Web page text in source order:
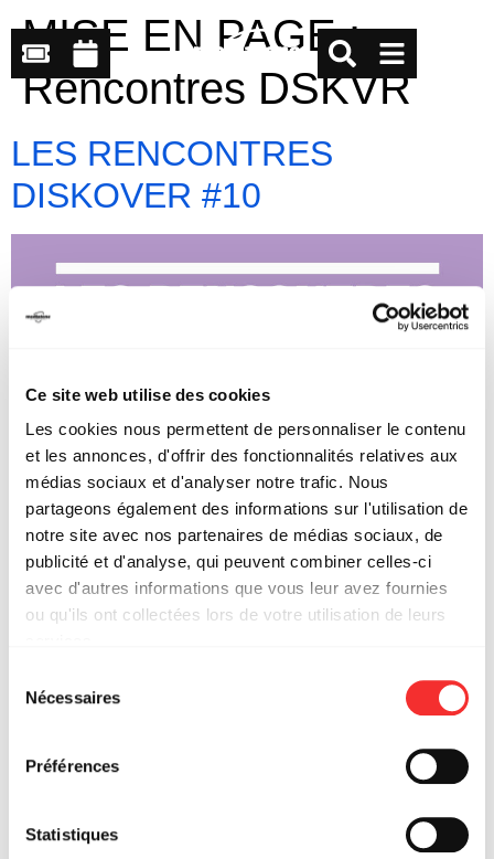
Ce site web utilise des cookies
Les cookies nous permettent de personnaliser le contenu
et les annonces, d'offrir des fonctionnalités relatives aux
médias sociaux et d'analyser notre trafic. Nous
partageons également des informations sur l'utilisation de
notre site avec nos partenaires de médias sociaux, de
publicité et d'analyse, qui peuvent combiner celles-ci
avec d'autres informations que vous leur avez fournies
ou qu'ils ont collectées lors de votre utilisation de leurs
depuis la page Mentions Légales.
Nécessaires
Préférences
Statistiques
MISE EN PAGE :
Rencontres DSKVR
LES RENCONTRES
DISKOVER #10
LES RENCONTRES